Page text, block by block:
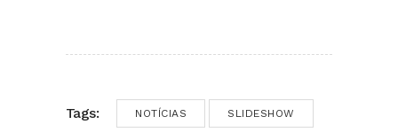
Tags: NOTÍCIAS SLIDESHOW